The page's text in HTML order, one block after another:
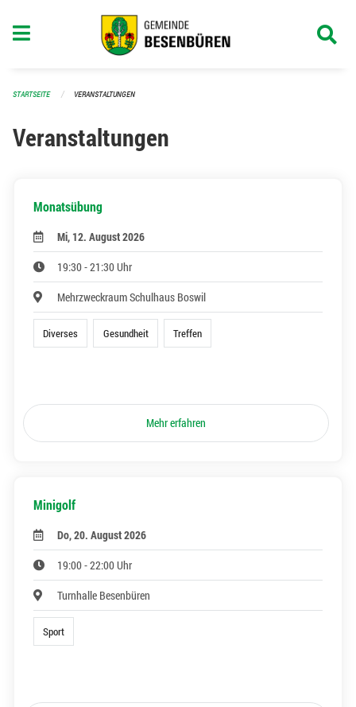
STARTSEITE VERANSTALTUNGEN
Veranstaltungen
Monatsübung
Mi, 12. August 2026
19:30 - 21:30 Uhr
Mehrzweckraum Schulhaus Boswil
Diverses Gesundheit Treffen
Mehr erfahren
Minigolf
Do, 20. August 2026
19:00 - 22:00 Uhr
Turnhalle Besenbüren
Sport